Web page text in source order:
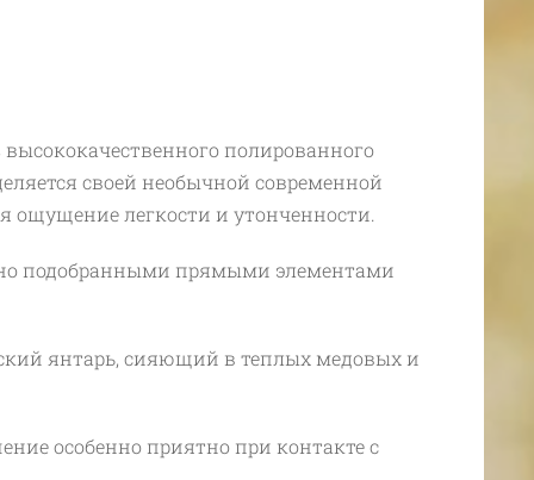
полированного
своей необычной современной
легкости и утонченности.
подобранными прямыми элементами
янтарь, сияющий в теплых медовых и
особенно приятно при контакте с